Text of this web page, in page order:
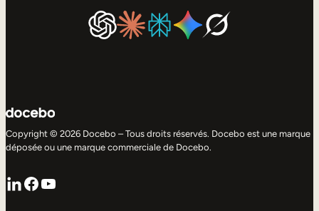
Copyright © 2026 Docebo – Tous droits réservés. Docebo est une marque
déposée ou une marque commerciale de Docebo.
LinkedIn
Facebook
YouTube